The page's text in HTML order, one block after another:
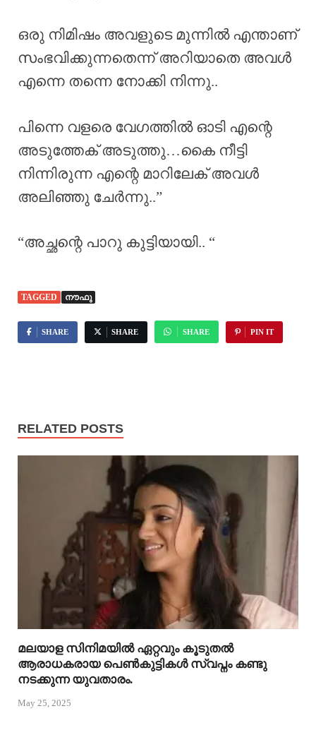
ഒരു നിമിഷം അവളുടെ മുന്നിൽ എന്താണ്
സംഭവിക്കുന്നതെന്ന് അറിയാതെ അവൾ
എന്നെ തന്നെ നോക്കി നിന്നു..
പിന്നെ വളരെ വേഗത്തിൽ ഓടി എന്റെ
അടുത്തേക് അടുത്തു…കൈ നീട്ടി
നിന്നിരുന്ന എന്റെ മാറിലേക് അവൾ
അലിഞ്ഞു ചേർന്നു..”
“അച്ഛന്റെ പാറു കുട്ടിയായി.. “
TAGGED നൗഫു
SHARE SHARE SHARE PIN IT
RELATED POSTS
മലയാള സിനിമയിൽ ഏറ്റവും കൂടുതൽ
ആരാധകരായ പെൺകുട്ടികൾ സ്വപ്നം കണ്ടു
നടക്കുന്ന യുവതാരം.
May 25, 2025